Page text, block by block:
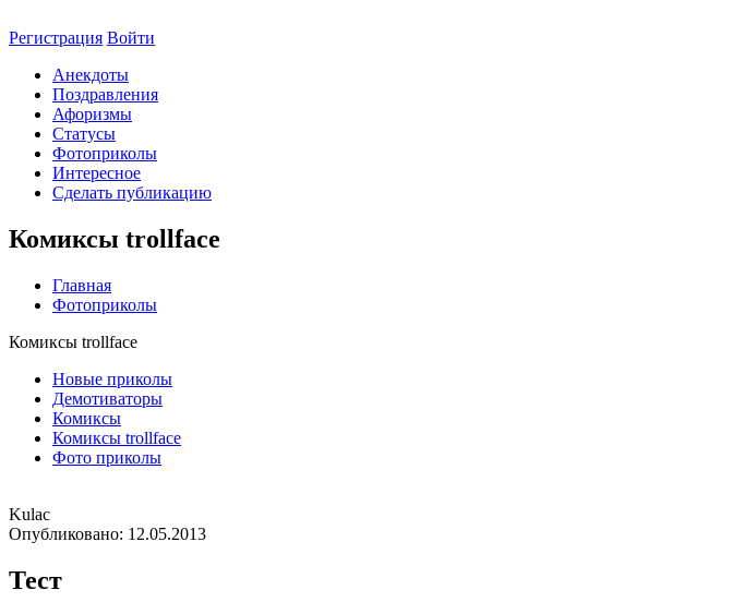
Регистрация Войти
Анекдоты
Поздравления
Афоризмы
Статусы
Фотоприколы
Интересное
Сделать публикацию
Комиксы trollface
Главная
Фотоприколы
Комиксы trollface
Новые приколы
Демотиваторы
Комиксы
Комиксы trollface
Фото приколы
Kulac
Опубликовано: 12.05.2013
Тест